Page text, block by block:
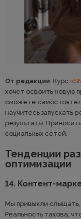
От редакции. Курс
хочет освоить новую
сможете
научитесь запускать
результаты.
социальных сетей.
Тенденции
оптимизации
14. Контент-
Мы привыкли слышать,
Реальность такова,